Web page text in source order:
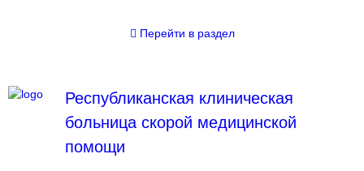
Перейти в раздел
Республиканская клиническая
больница скорой медицинской
помощи